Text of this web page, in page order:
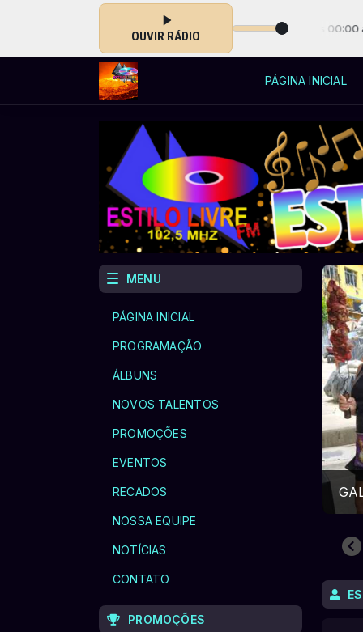
OUVIR RÁDIO
ESTILO LIVRE com Allycia Silva das 00:00 às 23:55
PÁGINA INICIAL
MENU
PÁGINA INICIAL
PROGRAMAÇÃO
ÁLBUNS
NOVOS TALENTOS
PROMOÇÕES
EVENTOS
RECADOS
NOSSA EQUIPE
NOTÍCIAS
CONTATO
PROMOÇÕES